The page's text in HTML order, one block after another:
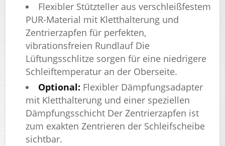
Flexibler Stützteller aus verschleißfestem
PUR-Material mit Kletthalterung und
Zentrierzapfen für perfekten,
vibrationsfreien Rundlauf Die
Lüftungsschlitze sorgen für eine niedrigere
Schleiftemperatur an der Oberseite.
Optional: Flexibler Dämpfungsadapter
mit Kletthalterung und einer speziellen
Dämpfungsschicht Der Zentrierzapfen ist
zum exakten Zentrieren der Schleifscheibe
sichtbar.